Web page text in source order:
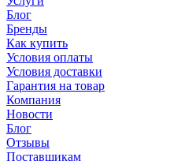
Блог
Бренды
Как купить
Условия оплаты
Условия доставки
Гарантия на товар
Компания
Новости
Блог
Отзывы
Поставщикам